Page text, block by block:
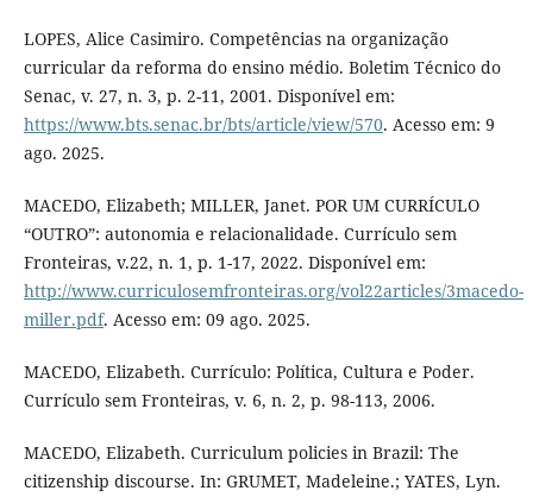
LOPES, Alice Casimiro. Competências na organização
curricular da reforma do ensino médio. Boletim Técnico do
Senac, v. 27, n. 3, p. 2-11, 2001. Disponível em:
https://www.bts.senac.br/bts/article/view/570. Acesso em: 9
ago. 2025.
MACEDO, Elizabeth; MILLER, Janet. POR UM CURRÍCULO
“OUTRO”: autonomia e relacionalidade. Currículo sem
Fronteiras, v.22, n. 1, p. 1-17, 2022. Disponível em:
http://www.curriculosemfronteiras.org/vol22articles/3macedo-
miller.pdf. Acesso em: 09 ago. 2025.
MACEDO, Elizabeth. Currículo: Política, Cultura e Poder.
Currículo sem Fronteiras, v. 6, n. 2, p. 98-113, 2006.
MACEDO, Elizabeth. Curriculum policies in Brazil: The
citizenship discourse. In: GRUMET, Madeleine.; YATES, Lyn.